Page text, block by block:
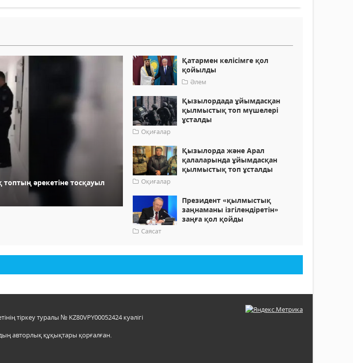
әрекетіне тосқауыл
Қатармен келісімге қол
қойылды
Әлем
Қызылордада ұйымдасқан
қылмыстық топ мүшелері
ұсталды
Оқиғалар
Қызылорда және Арал
қалаларында ұйымдасқан
қылмыстық топ ұсталды
Оқиғалар
Президент «қылмыстық
заңнаманы ізгілендіретін»
заңға қол қойды
Саясат
тіркеу туралы № KZ80VPY00052424 куәлігі
авторлық құқықтары қорғалған.